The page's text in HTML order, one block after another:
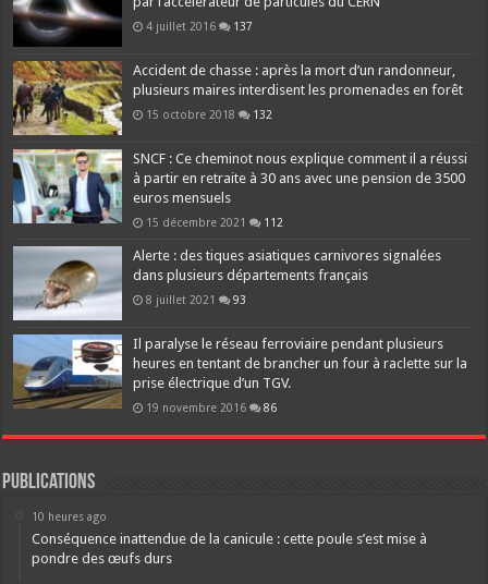
4 juillet 2016 137
Accident de chasse : après la mort d’un randonneur,
plusieurs maires interdisent les promenades en forêt
15 octobre 2018 132
SNCF : Ce cheminot nous explique comment il a réussi
à partir en retraite à 30 ans avec une pension de 3500
euros mensuels
15 décembre 2021 112
Alerte : des tiques asiatiques carnivores signalées
dans plusieurs départements français
8 juillet 2021 93
Il paralyse le réseau ferroviaire pendant plusieurs
heures en tentant de brancher un four à raclette sur la
prise électrique d’un TGV.
19 novembre 2016 86
Publications
10 heures ago
Conséquence inattendue de la canicule : cette poule s’est mise à
pondre des œufs durs